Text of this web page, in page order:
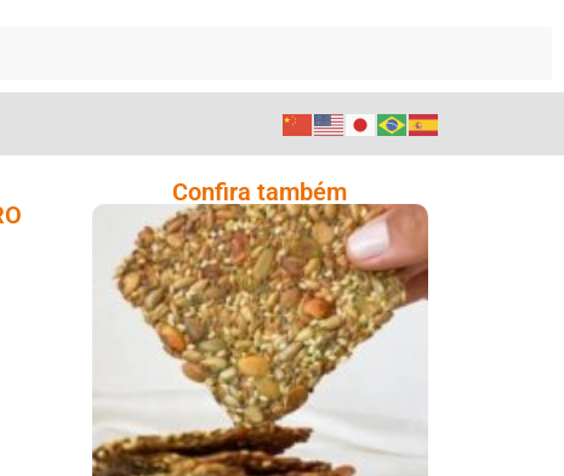
Confira também
Comer Bem: Cracker
De Sementes